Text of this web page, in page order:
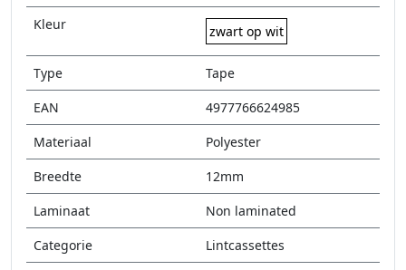
Kleur
zwart op wit
Type
Tape
EAN
4977766624985
Materiaal
Polyester
Breedte
12mm
Laminaat
Non laminated
Categorie
Lintcassettes